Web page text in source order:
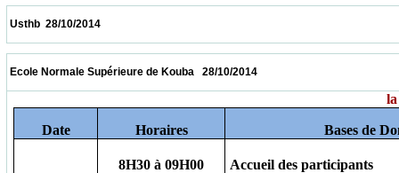
Usthb  28/10/2014
Ecole Normale Supérieure de Kouba   28/10/2014
Date Horaires Bases de
8H30 à 09H00 Accueil des participants